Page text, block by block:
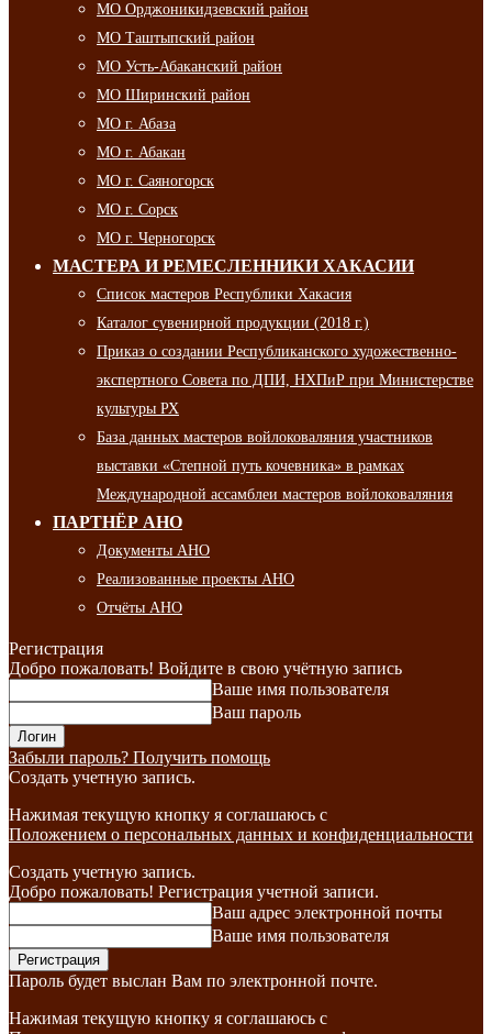
МО Орджоникидзевский район
МО Таштыпский район
МО Усть-Абаканский район
МО Ширинский район
МО г. Абаза
МО г. Абакан
МО г. Саяногорск
МО г. Сорск
МО г. Черногорск
МАСТЕРА И РЕМЕСЛЕННИКИ ХАКАСИИ
Список мастеров Республики Хакасия
Каталог сувенирной продукции (2018 г.)
Приказ о создании Республиканского художественно-
экспертного Совета по ДПИ, НХПиР при Министерстве
культуры РХ
База данных мастеров войлоковаляния участников
выставки «Степной путь кочевника» в рамках
Международной ассамблеи мастеров войлоковаляния
ПАРТНЁР АНО
Документы АНО
Реализованные проекты АНО
Отчёты АНО
Регистрация
Добро пожаловать! Войдите в свою учётную запись
Ваше имя пользователя
Ваш пароль
Забыли пароль? Получить помощь
Создать учетную запись.
Нажимая текущую кнопку я соглашаюсь с
Положением о персональных данных и конфиденциальности
Создать учетную запись.
Добро пожаловать! Регистрация учетной записи.
Ваш адрес электронной почты
Ваше имя пользователя
Пароль будет выслан Вам по электронной почте.
Нажимая текущую кнопку я соглашаюсь с